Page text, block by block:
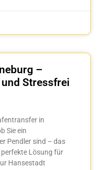
–
Stressfrei
in
Sie ein
Pendler sind – das
perfekte Lösung für
Hansestadt